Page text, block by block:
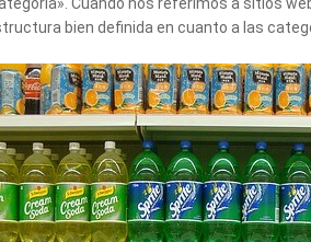
bien definida en cuanto a las